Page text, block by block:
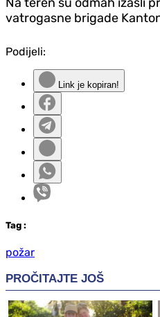
vatrogasne brigade
Podijeli:
Link je kopiran!
Tag :
požar